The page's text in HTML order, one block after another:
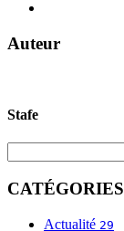
Auteur
Stafe
CATÉGORIES
Actualité 29